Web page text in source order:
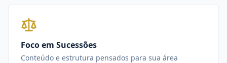
Foco em Sucessões
Conteúdo e estrutura pensados para sua área